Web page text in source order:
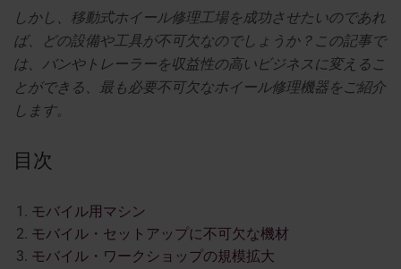
しかし、移動式ホイール修理工場を成功させたいのであれ
ば、どの設備や工具が不可欠なのでしょうか？この記事で
は、バンやトレーラーを収益性の高いビジネスに変えるこ
とができる、最も必要不可欠なホイール修理機器をご紹介
します。
目次
モバイル用マシン
モバイル・セットアップに不可欠な機材
モバイル・ワークショップの規模拡大